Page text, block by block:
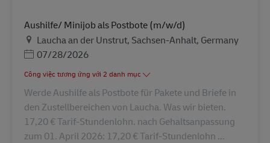
Aushilfe/ Minijob als Postbote (m/w/d)
Địa điểm
Laucha an der Unstrut, Sachsen-Anhalt, Germany
Posted Date
07/28/2026
Công việc tương ứng với 2 danh mục
Werde Aushilfe als Postbote für Pakete und Briefe in
den Zustellbereichen von Laucha. Was wir bieten.
17,20 € Tarif-Stundenlohn. nach Gehaltsanpassung
zum 01. April 2026: 17,20 € Tarif-Stundenlohn ...